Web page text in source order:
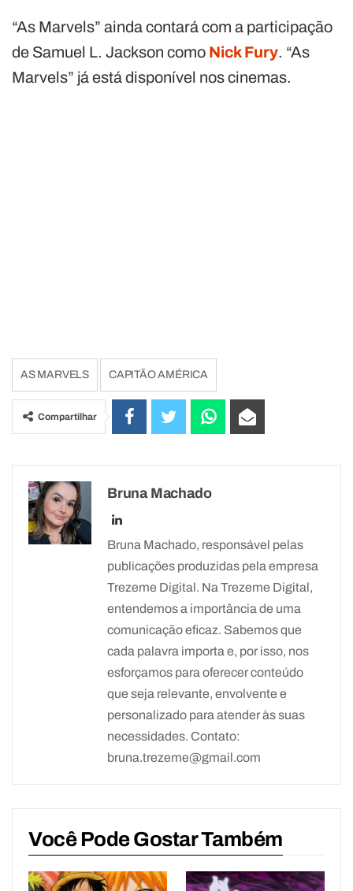
“As Marvels” ainda contará com a participação
de Samuel L. Jackson como Nick Fury. “As
Marvels” já está disponível nos cinemas.
AS MARVELS CAPITÃO AMÉRICA
Compartilhar
Bruna Machado
Bruna Machado, responsável pelas
publicações produzidas pela empresa
Trezeme Digital. Na Trezeme Digital,
entendemos a importância de uma
comunicação eficaz. Sabemos que
cada palavra importa e, por isso, nos
esforçamos para oferecer conteúdo
que seja relevante, envolvente e
personalizado para atender às suas
necessidades. Contato:
bruna.trezeme@gmail.com
Você Pode Gostar Também